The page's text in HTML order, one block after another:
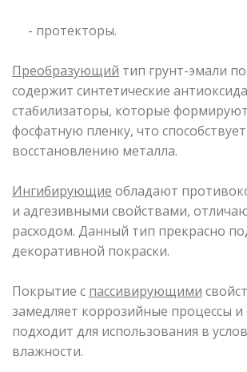
- протекторы.
Преобразующий тип грунт-эмали
содержит синтетические
стабилизаторы, которые
фосфатную пленку, что
восстановлению металла.
Ингибирующие обладают
и адгезивными свойствами,
расходом. Данный тип прекрасно
декоративной покраски.
Покрытие с пассивирующими
замедляет коррозийные процессы и
подходит для использования в
влажности.